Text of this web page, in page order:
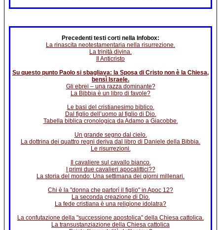
Precedenti testi corti nella Infobox:
La rinascita neotestamentaria nella risurrezione.
La trinità divina.
Il Anticristo
Su questo punto Paolo si sbagliava: la Sposa di Cristo non è la Chiesa,
bensì Israele.
Gli ebrei – una razza dominante?
La Bibbia è un libro di favole?
Le basi del cristianesimo biblico.
Dal figlio dell’uomo al figlio di Dio.
Tabella biblica cronologica da Adamo a Giacobbe.
Un grande segno dal cielo.
La dottrina dei quattro regni deriva dal libro di Daniele della Bibbia.
Le risurrezioni.
Il cavaliere sul cavallo bianco.
I primi due cavalieri apocalittici??
La storia del mondo: Una settimana dei giorni millenari.
Chi è la "donna che partorì il figlio" in Apoc 12?
La seconda creazione di Dio.
La fede cristiana è una religione idolatra?
La confutazione della "successione apostolica" della Chiesa cattolica.
La transustanziazione della Chiesa cattolica